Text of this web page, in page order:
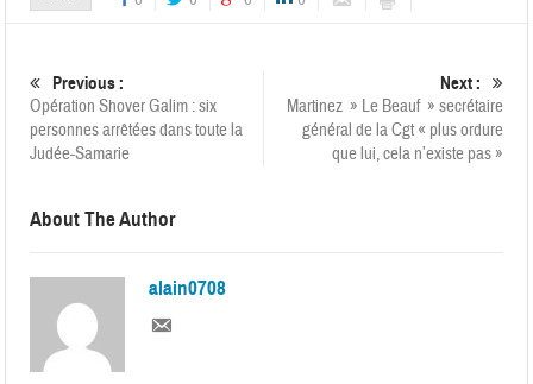
Previous :
Opération Shover Galim : six
personnes arrêtées dans toute la
Judée-Samarie
Next :
Martinez » Le Beauf » secrétaire
général de la Cgt « plus ordure
que lui, cela n’existe pas »
About The Author
alain0708